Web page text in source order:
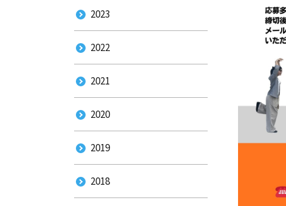
2023
2022
2021
2020
2019
2018